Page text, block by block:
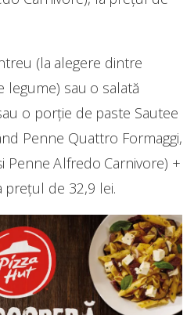
(la alegere dintre
legume) sau o salată
o porție de paste Sautee
Penne Quattro Formaggi,
Penne Alfredo Carnivore) +
prețul de 32,9 lei.